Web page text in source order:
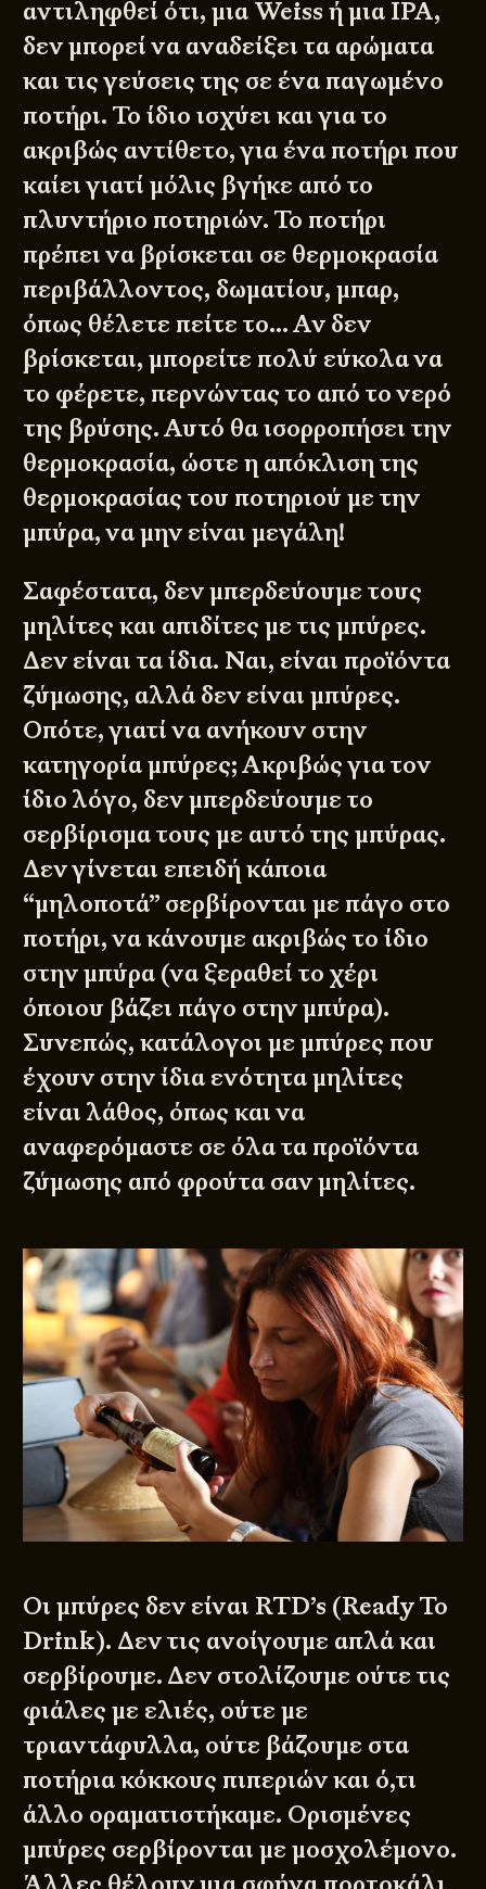
αντιληφθεί ότι, μια Weiss ή μια IPA,
δεν μπορεί να αναδείξει τα αρώματα
και τις γεύσεις της σε ένα παγωμένο
ποτήρι. Το ίδιο ισχύει και για το
ακριβώς αντίθετο, για ένα ποτήρι που
καίει γιατί μόλις βγήκε από το
πλυντήριο ποτηριών. Το ποτήρι
πρέπει να βρίσκεται σε θερμοκρασία
περιβάλλοντος, δωματίου, μπαρ,
όπως θέλετε πείτε το… Αν δεν
βρίσκεται, μπορείτε πολύ εύκολα να
το φέρετε, περνώντας το από το νερό
της βρύσης. Αυτό θα ισορροπήσει την
θερμοκρασία, ώστε η απόκλιση της
θερμοκρασίας του ποτηριού με την
μπύρα, να μην είναι μεγάλη!
Σαφέστατα, δεν μπερδεύουμε τους
μηλίτες και απιδίτες με τις μπύρες.
Δεν είναι τα ίδια. Ναι, είναι προϊόντα
ζύμωσης, αλλά δεν είναι μπύρες.
Οπότε, γιατί να ανήκουν στην
κατηγορία μπύρες; Ακριβώς για τον
ίδιο λόγο, δεν μπερδεύουμε το
σερβίρισμα τους με αυτό της μπύρας.
Δεν γίνεται επειδή κάποια
“μηλοποτά” σερβίρονται με πάγο στο
ποτήρι, να κάνουμε ακριβώς το ίδιο
στην μπύρα (να ξεραθεί το χέρι
όποιου βάζει πάγο στην μπύρα).
Συνεπώς, κατάλογοι με μπύρες που
έχουν στην ίδια ενότητα μηλίτες
είναι λάθος, όπως και να
αναφερόμαστε σε όλα τα προϊόντα
ζύμωσης από φρούτα σαν μηλίτες.
Οι μπύρες δεν είναι RTD’s (Ready To
Drink). Δεν τις ανοίγουμε απλά και
σερβίρουμε. Δεν στολίζουμε ούτε τις
φιάλες με ελιές, ούτε με
τριαντάφυλλα, ούτε βάζουμε στα
ποτήρια κόκκους πιπεριών και ό,τι
άλλο οραματιστήκαμε. Ορισμένες
μπύρες σερβίρονται με μοσχολέμονο.